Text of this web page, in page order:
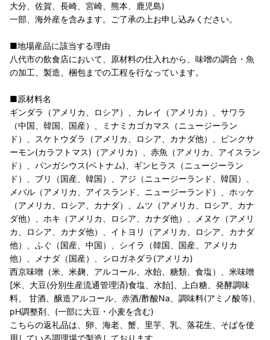
大分、佐賀、長崎、宮崎、熊本、鹿児島)
一部、海外産を含みます。ご了承の上お申し込みください。
■地場産品に該当する理由
八代市の飲食店において、原材料の仕入れから、味噌の調合・魚
の加工、製造、梱包までの工程を行なっています。
■原材料名
ギンダラ（アメリカ、ロシア）、カレイ（アメリカ）、サワラ
（中国、韓国、国産）、ミナミカゴカマス（ニュージーラン
ド）、スケトウダラ（アメリカ、ロシア、カナダ他）、ピンクサ
ーモン(カラフトマス)（アメリカ）、赤魚（アメリカ、アイスラン
ド）、パンガシウス(ベトナム)、ギンヒラス（ニュージーラン
ド）、ブリ（国産、韓国）、アジ（ニュージーランド、韓国）、
メバル（アメリカ、アイスランド、ニュージーランド）、ホッケ
（アメリカ、ロシア、カナダ）、ムツ（アメリカ、ロシア、カナ
ダ他）、ホキ（アメリカ、ロシア、カナダ他）、メヌケ（アメリ
カ、ロシア、カナダ他）、イトヨリ（アメリカ、ロシア、カナダ
他）、ふぐ（国産、中国）、シイラ（韓国、国産、アメリカ
他）、メナダ（国産）、シロガネダラ(アメリカ)
西京味噌（米、米麹、アルコール、水飴、糖類、食塩）、米味噌
[米、大豆(分別生産流通管理済)食塩、水飴]、上白糖、発酵調味
料、 甘酒、醸造アルコール、赤酒/酢酸Na、調味料(アミノ酸等)、
pH調整剤、(一部に大豆・小麦を含む)
こちらの返礼品は、卵、海老、蟹、里芋、乳、落花生、そばを使